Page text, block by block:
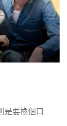
是要換個口...